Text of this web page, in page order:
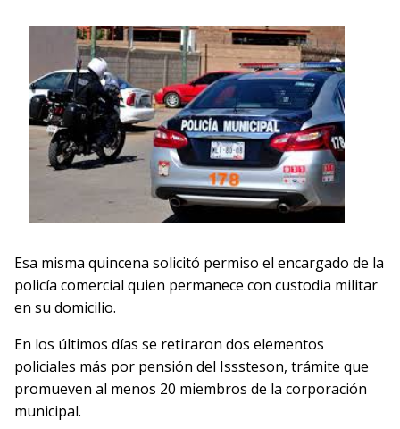
Esa misma quincena solicitó permiso el encargado de la
policía comercial quien permanece con custodia militar
en su domicilio.
En los últimos días se retiraron dos elementos
policiales más por pensión del Isssteson, trámite que
promueven al menos 20 miembros de la corporación
municipal.